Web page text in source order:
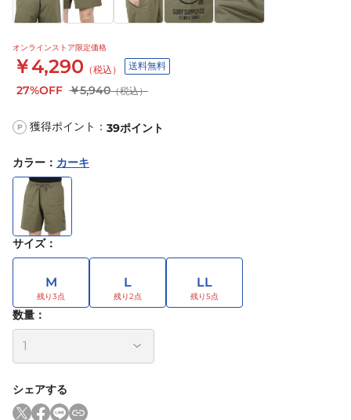
オンラインストア限定価格
￥4,290 （税込） 送料無料
27%OFF ￥5,940（税込）
P 獲得ポイント： 39ポイント
カラー ： カーキ
サイズ：
M L LL
数量：
シェアする